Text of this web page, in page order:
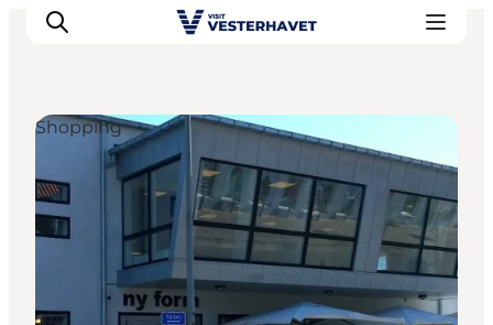
Det sker
Oplevelser
Vores Byer
Mad & Overnatning
Køb billet
Shopping